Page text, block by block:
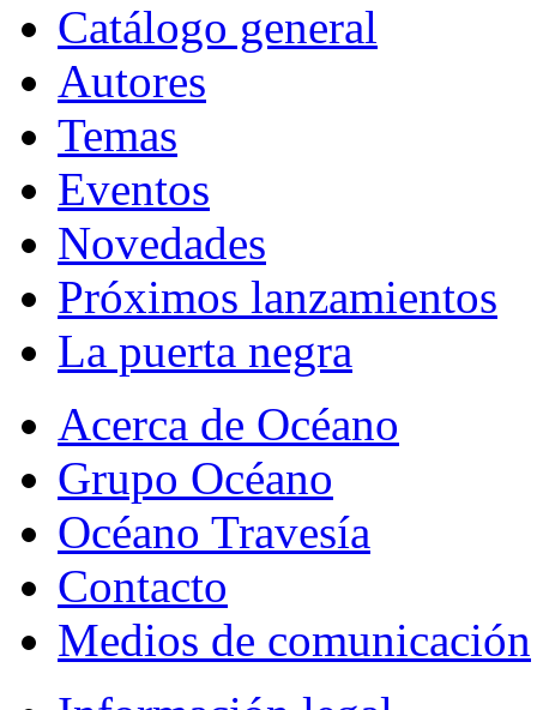
Catálogo general
Autores
Temas
Eventos
Novedades
Próximos lanzamientos
La puerta negra
Acerca de Océano
Grupo Océano
Océano Travesía
Contacto
Medios de comunicación